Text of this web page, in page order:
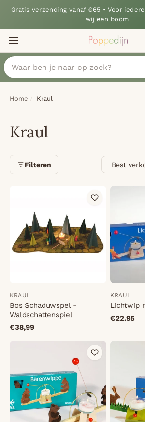
Gratis verzending vanaf €65 • Voor
wij een boom!
Home Kraul
Kraul
Filteren Sorteren
KRAUL
Bos Schaduwspel -
Waldschattenspiel
€38,99
KRAUL
Lichtwip
€22,95